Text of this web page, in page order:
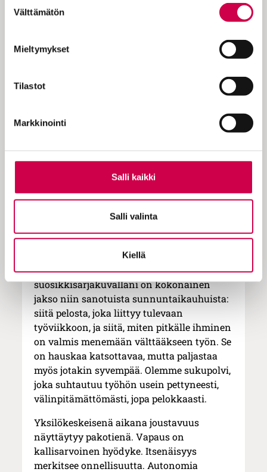
valinta
Välttämätön
Mieltymykset
Tilastot
Markkinointi
Salli kaikki
Salli valinta
Kiellä
ohimenevästä elämäntapatrendistä.
Onko sattumaa, että vuosi 2007 toi meille
usko.
selvemmäksi. Sitä ruokkivat jatkuvat
yhteydenpidon mahdollisuudet, sosiaalisen
että työ voi seurata meitä kaikkialle.
Uupumus lisääntyy – ei vain siksi, että
teemme liikaa töitä, vaan siksi, ettemme
Yhdellä Instagramin
suosikkisarjakuvallani on kokonainen
jakso niin sanotuista sunnuntaikauhuista:
siitä pelosta, joka liittyy tulevaan
työviikkoon, ja siitä, miten pitkälle ihminen
on valmis menemään välttääkseen työn. Se
on hauskaa katsottavaa, mutta paljastaa
myös jotakin syvempää. Olemme sukupolvi,
joka suhtautuu työhön usein pettyneesti,
välinpitämättömästi, jopa pelokkaasti.
Yksilökeskeisenä aikana joustavuus
näyttäytyy pakotienä. Vapaus on
kallisarvoinen hyödyke. Itsenäisyys
merkitsee onnellisuutta. Autonomia